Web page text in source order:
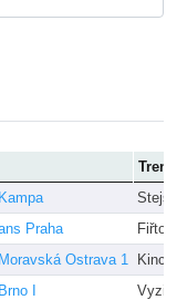
Praha
Fiřtovi
Ostrava 1
I